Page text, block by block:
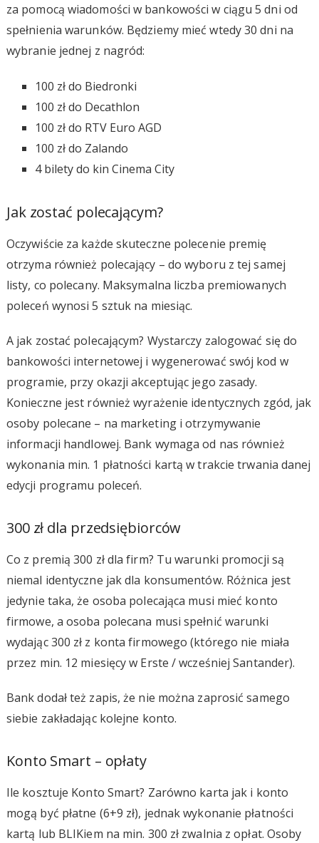
za pomocą wiadomości w bankowości w ciągu 5 dni od
spełnienia warunków. Będziemy mieć wtedy 30 dni na
wybranie jednej z nagród:
100 zł do Biedronki
100 zł do Decathlon
100 zł do RTV Euro AGD
100 zł do Zalando
4 bilety do kin Cinema City
Jak zostać polecającym?
Oczywiście za każde skuteczne polecenie premię
otrzyma również polecający – do wyboru z tej samej
listy, co polecany. Maksymalna liczba premiowanych
poleceń wynosi 5 sztuk na miesiąc.
A jak zostać polecającym? Wystarczy zalogować się do
bankowości internetowej i wygenerować swój kod w
programie, przy okazji akceptując jego zasady.
Konieczne jest również wyrażenie identycznych zgód, jak
osoby polecane – na marketing i otrzymywanie
informacji handlowej. Bank wymaga od nas również
wykonania min. 1 płatności kartą w trakcie trwania danej
edycji programu poleceń.
300 zł dla przedsiębiorców
Co z premią 300 zł dla firm? Tu warunki promocji są
niemal identyczne jak dla konsumentów. Różnica jest
jedynie taka, że osoba polecająca musi mieć konto
firmowe, a osoba polecana musi spełnić warunki
wydając 300 zł z konta firmowego (którego nie miała
przez min. 12 miesięcy w Erste / wcześniej Santander).
Bank dodał też zapis, że nie można zaprosić samego
siebie zakładając kolejne konto.
Konto Smart – opłaty
Ile kosztuje Konto Smart? Zarówno karta jak i konto
mogą być płatne (6+9 zł), jednak wykonanie płatności
kartą lub BLIKiem na min. 300 zł zwalnia z opłat. Osoby